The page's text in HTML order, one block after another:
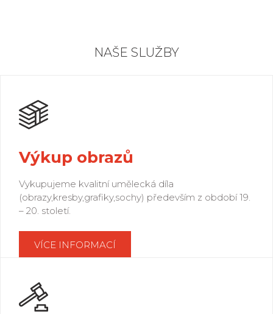
NAŠE SLUŽBY
Výkup obrazů
Vykupujeme kvalitní umělecká díla
(obrazy,kresby,grafiky,sochy) především z období 19.
– 20. století.
VÍCE INFORMACÍ